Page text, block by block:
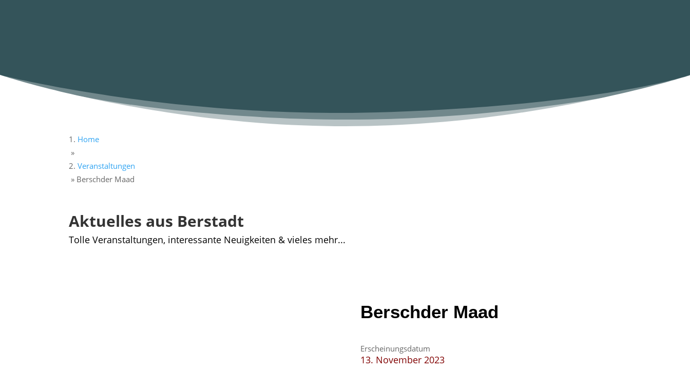
Home
»
Veranstaltungen
» Berschder Maad
Aktuelles aus Berstadt
Tolle Veranstaltungen, interessante Neuigkeiten & vieles mehr...
Berschder Maad
Erscheinungsdatum
13. November 2023